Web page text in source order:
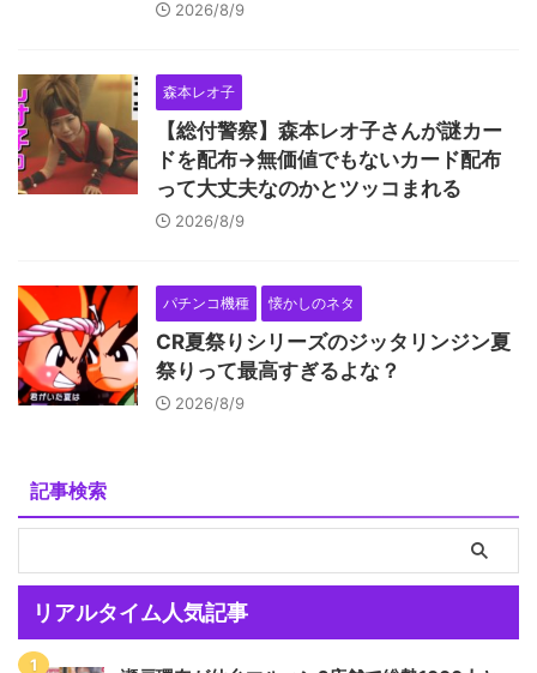
2026/8/9
森本レオ子
【総付警察】森本レオ子さんが謎カー
ドを配布→無価値でもないカード配布
って大丈夫なのかとツッコまれる
2026/8/9
パチンコ機種 懐かしのネタ
CR夏祭りシリーズのジッタリンジン夏
祭りって最高すぎるよな？
2026/8/9
記事検索
リアルタイム人気記事